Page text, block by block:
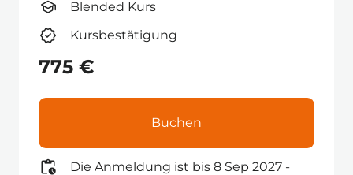
Blended Kurs
Kursbestätigung
775 €
Buchen
Die Anmeldung ist bis 8 Sep 2027 -